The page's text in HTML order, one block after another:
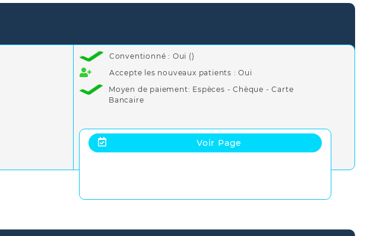
Conventionné : Oui ()
Accepte les nouveaux patients : Oui
Moyen de paiement: Espèces - Chèque - Carte
Bancaire
Voir Page